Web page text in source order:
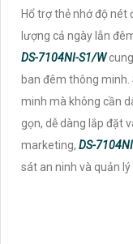
Hổ trợ thẻ nhớ độ nét
lượng cả ngày lẫn
DS-7104NI-S1/W
ban đêm thông minh.
minh mà không cần
gọn, dễ dàng lắp đặt
marketing, DS-
sát an ninh và quản lý